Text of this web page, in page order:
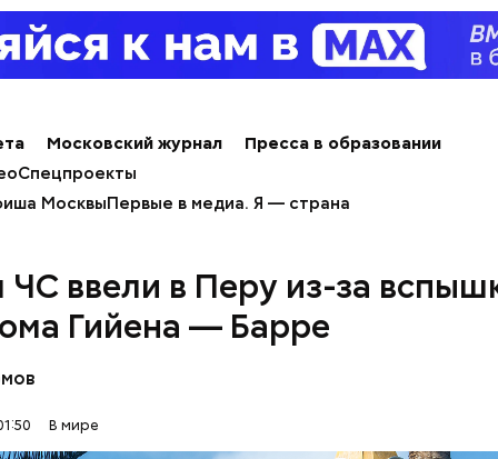
Московский журнал
Пресса в образовании
Спецпроекты
МосквыПервые в медиа. Я — страна
ввели в Перу из-за
Гийена — Барре
В мире
из пяти человек такое путешествие
белорусских рублей (около 10311 рублей по
), — уточнил он.
кому-то выгодны, — пояснил эксперт.